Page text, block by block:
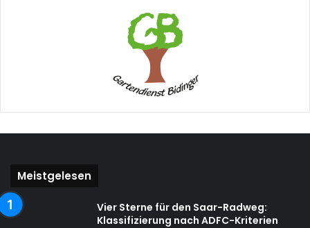
Meistgelesen
Vier Sterne für den Saar-Radweg:
Klassifizierung nach ADFC-Kriterien